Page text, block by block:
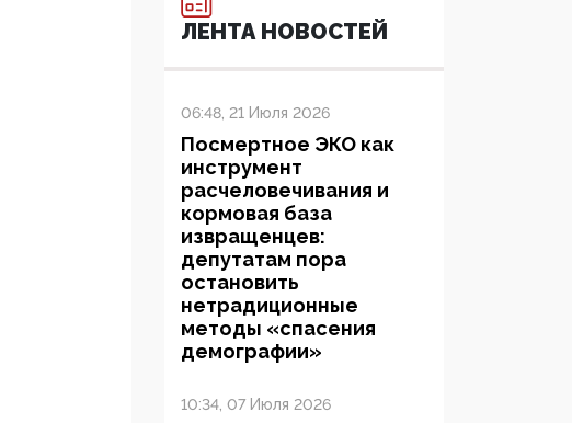
ЛЕНТА НОВОСТЕЙ
06:48, 21 Июля 2026
Посмертное ЭКО как
инструмент
расчеловечивания и
кормовая база
извращенцев:
депутатам пора
остановить
нетрадиционные
методы «спасения
демографии»
10:34, 07 Июля 2026